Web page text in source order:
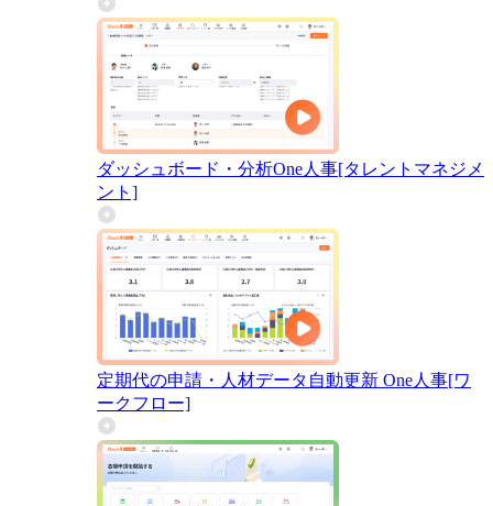
ダッシュボード・分析One人事[タレントマネジメ
ント]
定期代の申請・人材データ自動更新 One人事[ワ
ークフロー]